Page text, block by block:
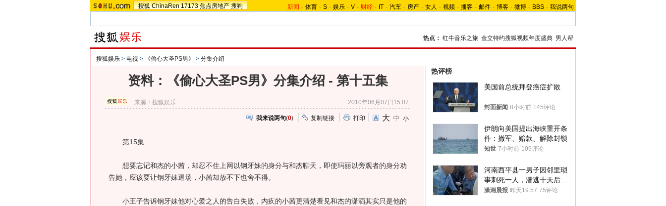
搜狐 ChinaRen 17173 焦点房地产 搜狗 新闻 - 体育 - S - 娱乐 - V - 财经 - IT - 汽车 - 房产 - 女人 - 视频 - 播客 - 邮件 - 博客 - 微博 - BBS - 我说两句
热点： 红牛音乐之旅 金立特约搜狐视频年度盛典 男人帮
搜狐娱乐 > 电视 > 《偷心大圣PS男》 > 分集介绍
资料：《偷心大圣PS男》分集介绍 - 第十五集
来源：搜狐娱乐 2010年06月07日15:07
我来说两句(0) 复制链接 打印 大 中 小
第15集
想要忘记和杰的小茜，却忍不住上网以钢牙妹的身分与和杰聊天，即使玛丽以旁观者的身分劝
告她，应该要让钢牙妹退场，小茜却放不下也舍不得。
小王子告诉钢牙妹他对心爱之人的告白失败，内疚的小茜更清楚看见和杰的潇洒其实只是他的
热评榜
美国前总统拜登癌症扩散
封面新闻 8小时前 145评论
伊朗向美国提出海峡重开条
件：撤军、赔款、解除封锁
知世 7小时前 109评论
河南西平县一男子因邻里琐
事刺死一人，潜逃十天后在
十多公里外一片玉米地里落
潇湘晨报 昨天19:57 75评论